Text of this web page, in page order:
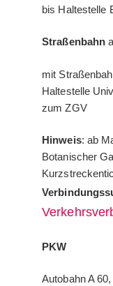
bis Haltestelle
Straßenbahn
mit
Haltestelle
zum ZGV
Hinweis: ab
Botanischer
PKW
Autobahn A